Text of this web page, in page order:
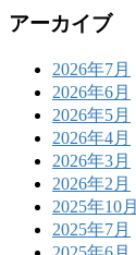
アーカイブ
2026年7月
2026年6月
2026年5月
2026年4月
2026年3月
2026年2月
2025年10月
2025年7月